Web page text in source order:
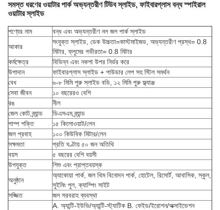
সমস্ত ধরণের ওয়াটার পার্ক অভ্যন্তরীণ টিউব স্লাইড, ফাইবারগ্লাস বন্ধ স্পাইরাল
ওয়াটার স্লাইড
পণ্যের নাম
বন্ধ এবং অভ্যন্তরীণ নল জল পার্ক স্লাইড
আকার
সংযুক্ত স্লাইড, ডেক উচ্চতা=কাস্টমাইজড, অভ্যন্তরীণ প্রস্থ= 0.8
মিটার, ফ্লুমের গভীরতা= 0.8 মিটার
কর্মক্ষেত্র
বিভিন্ন এবং নকশা উপর নির্ভর করে
উপাদান
ফাইবারগ্লাস স্লাইড + পাউডার লেপ সহ স্টিল সমর্থন
বেধ
৬-৮ মিমি পুরু স্লাইড বডি, ১২ মিমি পুরু ফ্ল্যাঞ্জ
সেবা জীবন
১০ বছরেরও বেশি
রঙ
নীল
জেল কোট ব্র্যান্ড
ডিএসএম ব্র্যান্ড
পাম্প শক্তি
১৫ কিলোওয়াট/লেন
জল প্রবাহ
১০০ কিউবিক মিটার/লেন
সক্ষমতা
প্রতি ঘণ্টায় ৫০ জন অতিথি
বয়স
৫ বছরের বেশি বয়সী
উপযুক্ত
শিশু এবং প্রাপ্তবয়স্ক
অনুষ্ঠান
অ্যাকোয়া পার্ক, জল থিম বিনোদন পার্ক, হোটেল, রিসোর্ট, আবাসিক, স্কুল,
সুইমিং পুল, ক্যাম্পিং সাইট
সজ্জিত
জল সরবরাহ ব্যবস্থা
A. অ্যান্টি-ইউভি/অ্যান্টি-স্ট্যাটিক B. ফেইড/ইরোশন/অক্সাইডেশন